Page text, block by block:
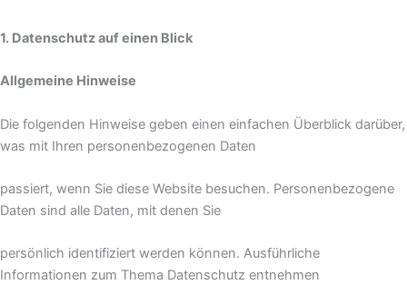
1. Datenschutz auf einen Blick
Allgemeine Hinweise
Die folgenden Hinweise geben einen einfachen Überblick darüber,
was mit Ihren personenbezogenen Daten
passiert, wenn Sie diese Website besuchen. Personenbezogene
Daten sind alle Daten, mit denen Sie
persönlich identifiziert werden können. Ausführliche
Informationen zum Thema Datenschutz entnehmen